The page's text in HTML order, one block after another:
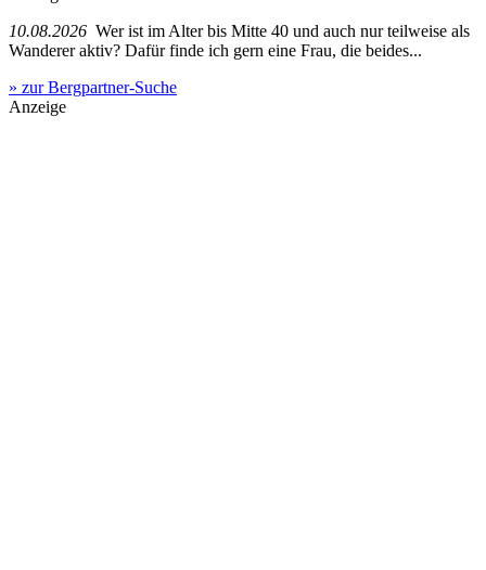
10.08.2026 Wer ist im Alter bis Mitte 40 und auch nur teilweise als
Wanderer aktiv? Dafür finde ich gern eine Frau, die beides...
» zur Bergpartner-Suche
Anzeige